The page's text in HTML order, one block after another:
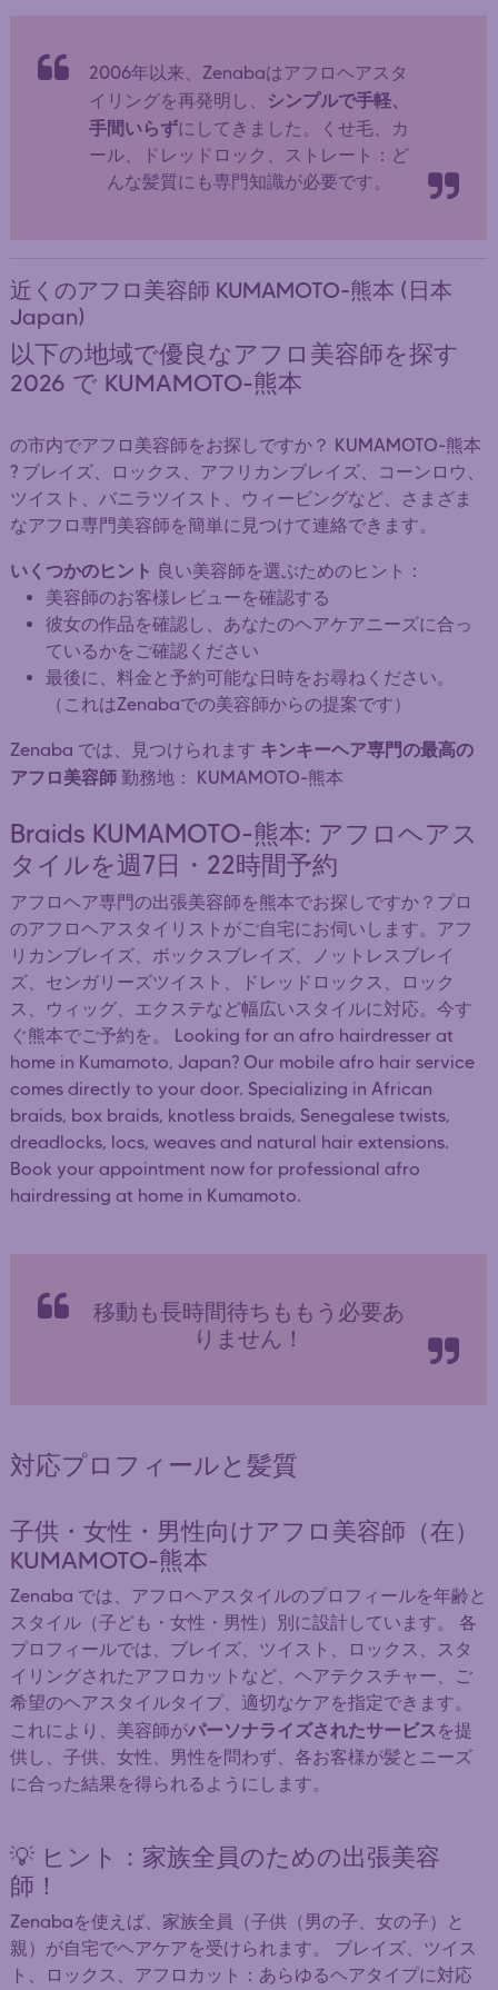
2006年以来、Zenabaはアフロヘアスタ
イリングを再発明し、
シンプルで手軽、
手間いらずにしてきました。くせ毛、カ
ール、ドレッドロック、ストレート：ど
んな髪質にも専門知識が必要です。
近くのアフロ美容師 KUMAMOTO-熊本 (日本
Japan)
以下の地域で優良なアフロ美容師を探す
2026 で KUMAMOTO-熊本
の市内でアフロ美容師をお探しですか？ KUMAMOTO-熊本
? ブレイズ、ロックス、アフリカンブレイズ、コーンロウ、
ツイスト、バニラツイスト、ウィービングなど、さまざま
なアフロ専門美容師を簡単に見つけて連絡できます。
いくつかのヒント 良い美容師を選ぶためのヒント：
美容師のお客様レビューを確認する
彼女の作品を確認し、あなたのヘアケアニーズに合っ
ているかをご確認ください
最後に、料金と予約可能な日時をお尋ねください。
（これはZenabaでの美容師からの提案です）
Zenaba では、見つけられます キンキーヘア専門の最高の
アフロ美容師 勤務地： KUMAMOTO-熊本
Braids KUMAMOTO-熊本: アフロヘアス
タイルを週7日・22時間予約
アフロヘア専門の出張美容師を熊本でお探しですか？プロ
のアフロヘアスタイリストがご自宅にお伺いします。アフ
リカンブレイズ、ボックスブレイズ、ノットレスブレイ
ズ、センガリーズツイスト、ドレッドロックス、ロック
ス、ウィッグ、エクステなど幅広いスタイルに対応。今す
ぐ熊本でご予約を。 Looking for an afro hairdresser at
home in Kumamoto, Japan? Our mobile afro hair service
comes directly to your door. Specializing in African
braids, box braids, knotless braids, Senegalese twists,
dreadlocks, locs, weaves and natural hair extensions.
Book your appointment now for professional afro
hairdressing at home in Kumamoto.
移動も長時間待ちももう必要あ
りません！
対応プロフィールと髪質
子供・女性・男性向けアフロ美容師（在）
KUMAMOTO-熊本
Zenaba では、アフロヘアスタイルのプロフィールを年齢と
スタイル（子ども・女性・男性）別に設計しています。 各
プロフィールでは、ブレイズ、ツイスト、ロックス、スタ
イリングされたアフロカットなど、ヘアテクスチャー、ご
希望のヘアスタイルタイプ、適切なケアを指定できます。
これにより、美容師がパーソナライズされたサービスを提
供し、子供、女性、男性を問わず、各お客様が髪とニーズ
に合った結果を得られるようにします。
💡 ヒント：家族全員のための出張美容
師！
Zenabaを使えば、家族全員（子供（男の子、女の子）と
親）が自宅でヘアケアを受けられます。 ブレイズ、ツイス
ト、ロックス、アフロカット：あらゆるヘアタイプに対応